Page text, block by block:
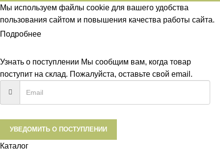
Мы используем файлы cookie для вашего удобства
пользования сайтом и повышения качества работы сайта.
Подробнее
Узнать о поступлении Мы сообщим вам, когда товар
поступит на склад. Пожалуйста, оставьте свой email.
УВЕДОМИТЬ О ПОСТУПЛЕНИИ
Каталог